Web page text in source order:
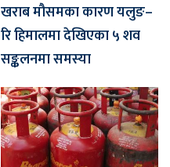
खराब मौसमका कारण यलुङ–
रि हिमालमा देखिएका ५ शव
सङ्कलनमा समस्या